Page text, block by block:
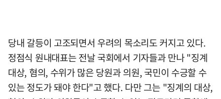
당내 갈등이 고조되면서 우려의 목소리도 커지고 있다.
정점식 원내대표는 전날 국회에서 기자들과 만나 "징계
대상, 혐의, 수위가 많은 당원과 의원, 국민이 수긍할 수
있는 정도가 돼야 한다"고 했다. 다만 그는 "징계의 대상,